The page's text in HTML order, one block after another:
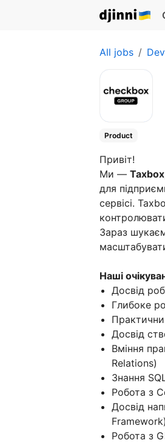
All jobs
Product
Привіт!
Ми — Taxbox
для
сервісі.
Зараз
Наші
Досвід
Глибоке
Досвід
Вміння
Relations)
Знання
Робота з
Досвід
Framework)
Робота з